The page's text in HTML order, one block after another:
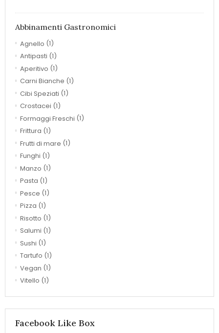
Abbinamenti Gastronomici
Agnello (1)
Antipasti (1)
Aperitivo (1)
Carni Bianche (1)
Cibi Speziati (1)
Crostacei (1)
Formaggi Freschi (1)
Frittura (1)
Frutti di mare (1)
Funghi (1)
Manzo (1)
Pasta (1)
Pesce (1)
Pizza (1)
Risotto (1)
Salumi (1)
Sushi (1)
Tartufo (1)
Vegan (1)
Vitello (1)
Facebook Like Box